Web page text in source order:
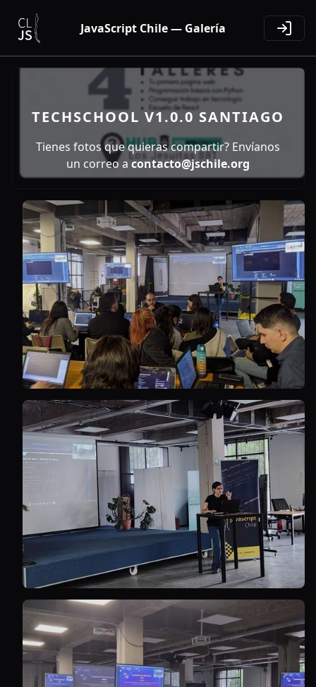
JavaScript Chile — Galería
TECHSCHOOL V1.0.0 SANTIAGO
Tienes fotos que quieras compartir? Envíanos
un correo a contacto@jschile.org